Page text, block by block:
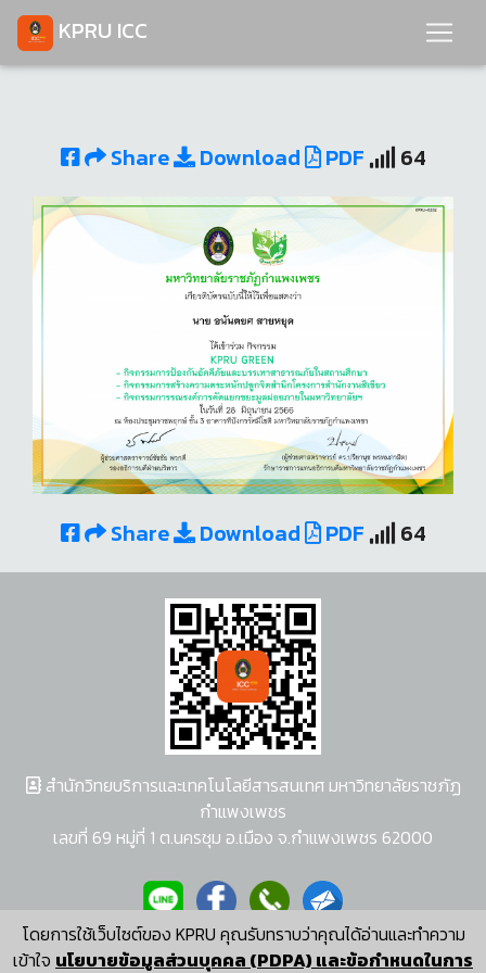
KPRU ICC
Share Download PDF 64
Share Download PDF 64
โดยการใช้เว็บไซต์ของ KPRU คุณรับทราบว่าคุณได้อ่านและทำความ
เข้าใจ นโยบายข้อมูลส่วนบุคคล (PDPA) และข้อกำหนดในการ
สำนักวิทยบริการและเทคโนโลยีสารสนเทศ มหาวิทยาลัยราชภัฏ
กำแพงเพชร
เลขที่ 69 หมู่ที่ 1 ต.นครชุม อ.เมือง จ.กำแพงเพชร 62000
ผู้พัฒนาระบบ อนุชา พวงผกา